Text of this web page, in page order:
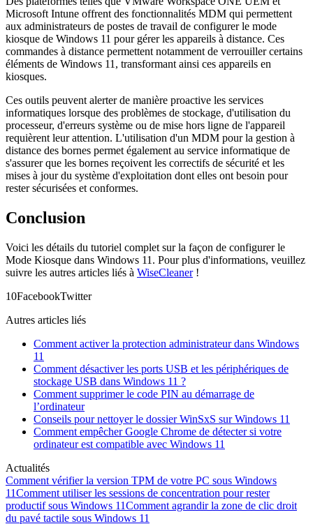
Microsoft Intune offrent des fonctionnalités MDM qui permettent
aux administrateurs de postes de travail de configurer le mode
kiosque de Windows 11 pour gérer les appareils à distance. Ces
commandes à distance permettent notamment de verrouiller certains
éléments de Windows 11, transformant ainsi ces appareils en
kiosques.
Ces outils peuvent alerter de manière proactive les services
informatiques lorsque des problèmes de stockage, d'utilisation du
processeur, d'erreurs système ou de mise hors ligne de l'appareil
requièrent leur attention. L'utilisation d'un MDM pour la gestion à
distance des bornes permet également au service informatique de
s'assurer que les bornes reçoivent les correctifs de sécurité et les
mises à jour du système d'exploitation dont elles ont besoin pour
rester sécurisées et conformes.
Conclusion
Voici les détails du tutoriel complet sur la façon de configurer le
Mode Kiosque dans Windows 11. Pour plus d'informations, veuillez
suivre les autres articles liés à WiseCleaner!
10FacebookTwitter
Autres articles liés
Comment activer la protection administrateur dans Windows
11
Comment désactiver les ports USB et les périphériques de
stockage USB dans Windows 11 ?
Comment supprimer le code PIN au démarrage de
l’ordinateur
Conseils pour nettoyer le dossier WinSxS sur Windows 11
Comment empêcher Google Chrome de détecter si votre
ordinateur est compatible avec Windows 11
Actualités
Comment vérifier la version TPM de votre PC sous Windows
11Comment utiliser les sessions de concentration pour rester
productif sous Windows 11Comment agrandir la zone de clic droit
du pavé tactile sous Windows 11